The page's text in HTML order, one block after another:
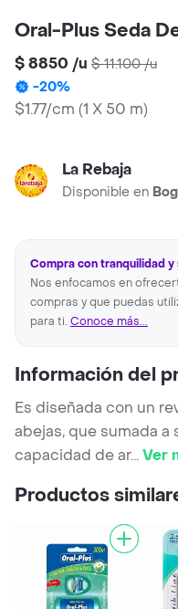
Oral-Plus Seda
$ 8850 /u $ 11.100/u
-20%
$1.77/cm (1 X 50 m)
La Rebaja
Disponible en
Compra con tranquilidad
Nos enfocamos en
compras y que puedas
para ti. Conoce más...
Información del
Es diseñada con un
abejas, que sumada a
capacidad de ar...Ver
Productos